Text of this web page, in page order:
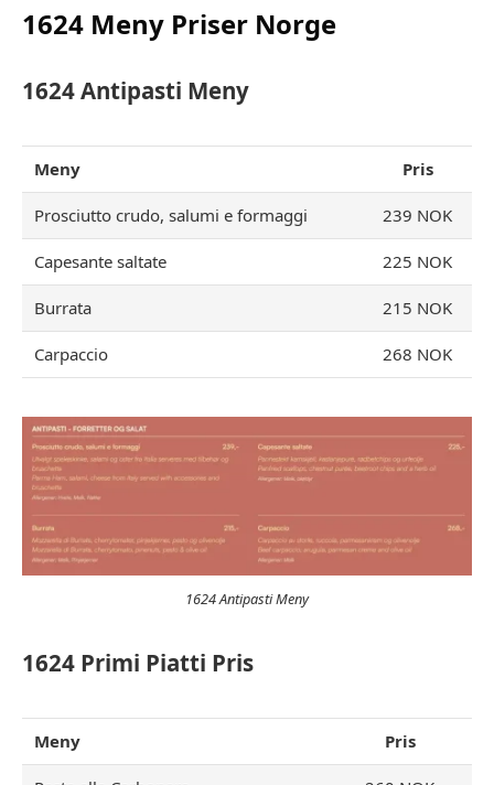
1624 Meny Priser Norge
1624 Antipasti Meny
Meny Pris
Prosciutto crudo, salumi e formaggi 239 NOK
Capesante saltate 225 NOK
Burrata 215 NOK
Carpaccio 268 NOK
1624 Antipasti Meny
1624 Primi Piatti Pris
Meny Pris